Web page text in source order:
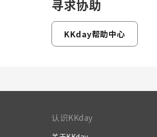
寻求协助
KKday帮助中心
认识KKday